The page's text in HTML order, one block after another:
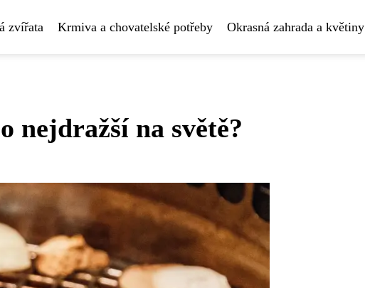
zvířata Krmiva a chovatelské potřeby Okrasná zahrada a květiny
nejdražší na světě?